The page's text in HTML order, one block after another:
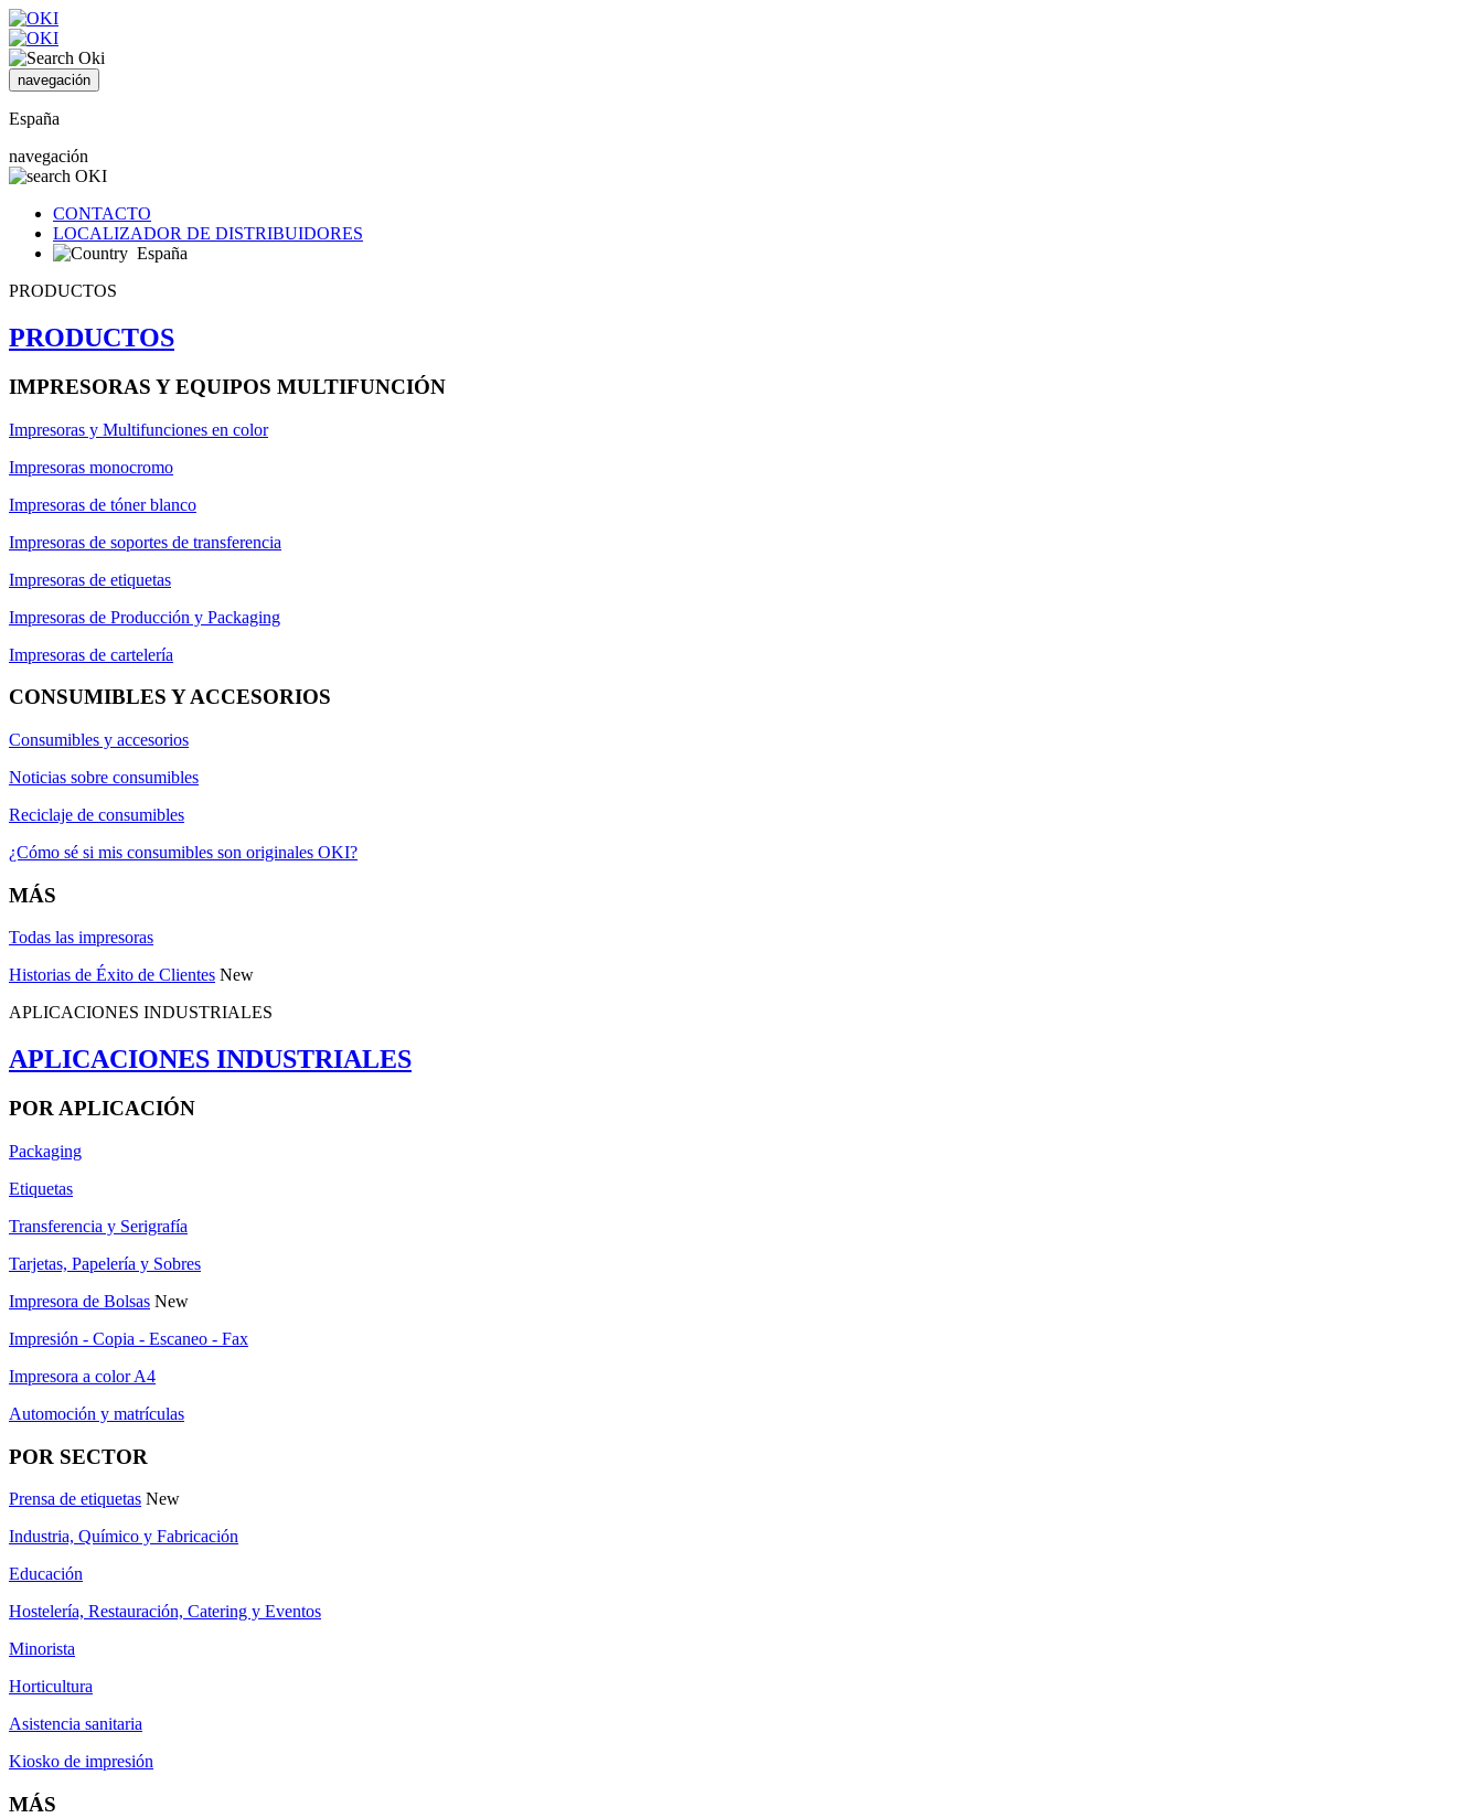
navegación
España
navegación
CONTACTO
LOCALIZADOR DE DISTRIBUIDORES
España
PRODUCTOS
PRODUCTOS
IMPRESORAS Y EQUIPOS MULTIFUNCIÓN
Impresoras y Multifunciones en color
Impresoras monocromo
Impresoras de tóner blanco
Impresoras de soportes de transferencia
Impresoras de etiquetas
Impresoras de Producción y Packaging
Impresoras de cartelería
CONSUMIBLES Y ACCESORIOS
Consumibles y accesorios
Noticias sobre consumibles
Reciclaje de consumibles
¿Cómo sé si mis consumibles son originales OKI?
MÁS
Todas las impresoras
Historias de Éxito de Clientes New
APLICACIONES INDUSTRIALES
APLICACIONES INDUSTRIALES
POR APLICACIÓN
Packaging
Etiquetas
Transferencia y Serigrafía
Tarjetas, Papelería y Sobres
Impresora de Bolsas New
Impresión - Copia - Escaneo - Fax
Impresora a color A4
Automoción y matrículas
POR SECTOR
Prensa de etiquetas New
Industria, Químico y Fabricación
Educación
Hostelería, Restauración, Catering y Eventos
Minorista
Horticultura
Asistencia sanitaria
Kiosko de impresión
MÁS